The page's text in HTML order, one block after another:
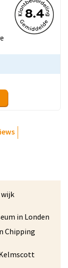
8.4
wijk
in Londen
Chipping